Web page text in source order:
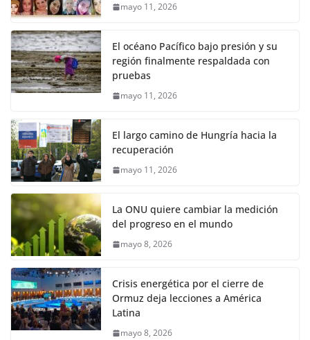
mayo 11, 2026
El océano Pacífico bajo presión y su
región finalmente respaldada con
pruebas
mayo 11, 2026
El largo camino de Hungría hacia la
recuperación
mayo 11, 2026
La ONU quiere cambiar la medición
del progreso en el mundo
mayo 8, 2026
Crisis energética por el cierre de
Ormuz deja lecciones a América
Latina
mayo 8, 2026